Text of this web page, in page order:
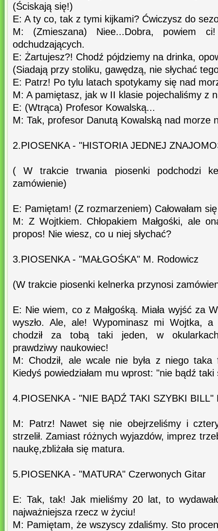
(Ściskają się!)
E: A ty co, tak z tymi kijkami? Ćwiczysz do
M: (Zmieszana) Niee...Dobra, powiem
odchudzających.
E: Żartujesz?! Chodź pójdziemy na drinka,
(Siadają przy stoliku, gawędzą, nie słychać
E: Patrz! Po tylu latach spotykamy się nad
M: A pamiętasz, jak w II klasie pojechaliśmy z
E: (Wtrąca) Profesor Kowalską...
M: Tak, profesor Danutą Kowalską nad morze
2.PIOSENKA - "HISTORIA JEDNEJ
( W trakcie trwania piosenki podchodzi
zamówienie)
E: Pamiętam! (Z rozmarzeniem) Całowałam
M: Z Wojtkiem. Chłopakiem Małgośki, ale
propos! Nie wiesz, co u niej słychać?
3.PIOSENKA - "MAŁGOŚKA" M. Rodowicz
(W trakcie piosenki kelnerka przynosi
E: Nie wiem, co z Małgośką. Miała wyjść za
wyszło. Ale, ale! Wypominasz mi Wojtka,
chodził za tobą taki jeden, w
prawdziwy naukowiec!
M: Chodził, ale wcale nie była z niego taka
Kiedyś powiedziałam mu wprost: "nie bądź taki
4.PIOSENKA - "NIE BĄDŹ TAKI SZYBKI BILL"
M: Patrz! Nawet się nie obejrzeliśmy i
strzelił. Zamiast różnych wyjazdów, imprez
naukę,zbliżała się matura.
5.PIOSENKA - "MATURA" Czerwonych Gitar
E: Tak, tak! Jak mieliśmy 20 lat, to
najważniejsza rzecz w życiu!
M: Pamiętam, że wszyscy zdaliśmy. Sto